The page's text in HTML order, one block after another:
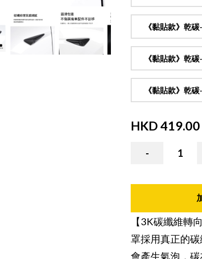
《黏貼款》乾
《黏貼款》乾
《黏貼款》乾
HKD 419.00
- 1
【3K碳纖維轉
罩採用真正的
會產生氣泡，